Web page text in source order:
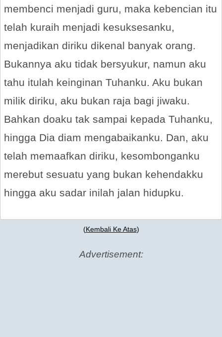
membenci menjadi guru, maka kebencian itu
telah kuraih menjadi kesuksesanku,
menjadikan diriku dikenal banyak orang.
Bukannya aku tidak bersyukur, namun aku
tahu itulah keinginan Tuhanku. Aku bukan
milik diriku, aku bukan raja bagi jiwaku.
Bahkan doaku tak sampai kepada Tuhanku,
hingga Dia diam mengabaikanku. Dan, aku
telah memaafkan diriku, kesombonganku
merebut sesuatu yang bukan kehendakku
hingga aku sadar inilah jalan hidupku.
(Kembali Ke Atas)
Advertisement: